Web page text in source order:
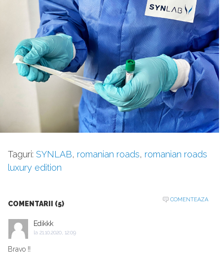
Taguri: SYNLAB, romanian roads, romanian roads
luxury edition
COMENTARII (5)
COMENTEAZA
Edikkk
la 21.10.2020, 12:09
Bravo !!